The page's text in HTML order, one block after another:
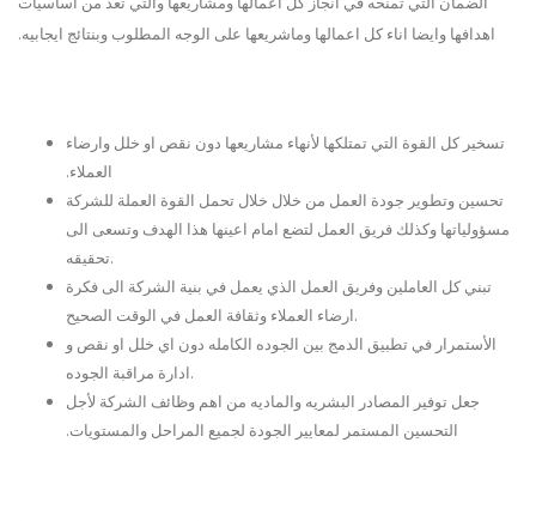
اهدافها وايضا اناء كل اعمالها وماشريعها على الوجه المطلوب وبنتائج ايجابيه.
تسخير كل القوة التي تمتلكها لأنهاء مشاريعها دون نقص او خلل وارضاء
العملاء.
تحسين وتطوير جودة العمل من خلال خلال تحمل القوة العملة للشركة
مسؤولياتها وكذلك فريق العمل لتضع امام اعينها هذا الهدف وتسعى الى
تحقيقه.
تبني كل العاملين وفريق العمل الذي يعمل في بنية الشركة الى فكرة
ارضاء العملاء وثقافة العمل في الوقت الصحيح.
الأستمرار في تطبيق الدمج بين الجوده الكامله دون اي خلل او نقص و
ادارة مراقبة الجوده.
جعل توفير المصادر البشريه والماديه من اهم وظائف الشركة لأجل
التحسين المستمر لمعايير الجودة لجميع المراحل والمستويات.